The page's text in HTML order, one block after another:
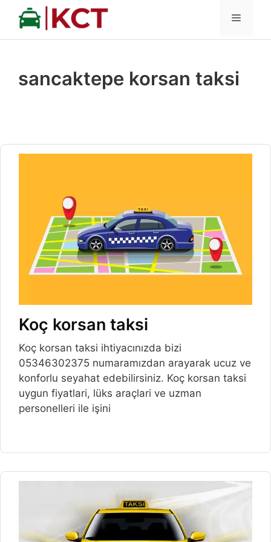
İçeriğe
MENÜ
sancaktepe korsan taksi
Koç korsan taksi
Koç korsan taksi ihtiyacınızda bizi
05346302375 numaramızdan arayarak ucuz ve
konforlu seyahat edebilirsiniz. Koç korsan taksi
uygun fiyatlari, lüks araçlari ve uzman
personelleri ile işini